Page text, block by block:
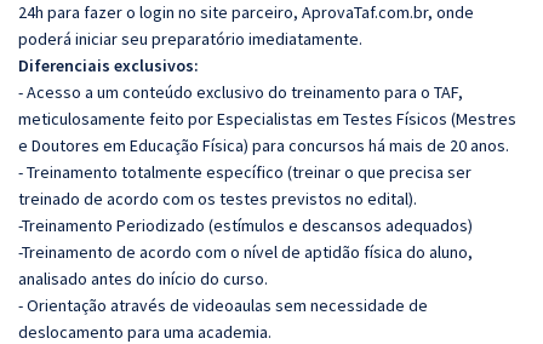
24h para fazer o login no site parceiro, AprovaTaf.com.br, onde
poderá iniciar seu preparatório imediatamente.
Diferenciais exclusivos:
- Acesso a um conteúdo exclusivo do treinamento para o TAF,
meticulosamente feito por Especialistas em Testes Físicos (Mestres
e Doutores em Educação Física) para concursos há mais de 20 anos.
- Treinamento totalmente específico (treinar o que precisa ser
treinado de acordo com os testes previstos no edital).
-Treinamento Periodizado (estímulos e descansos adequados)
-Treinamento de acordo com o nível de aptidão física do aluno,
analisado antes do início do curso.
- Orientação através de videoaulas sem necessidade de
deslocamento para uma academia.